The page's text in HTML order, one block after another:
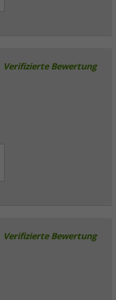
Verifizierte Bewertung
Verifizierte Bewertung